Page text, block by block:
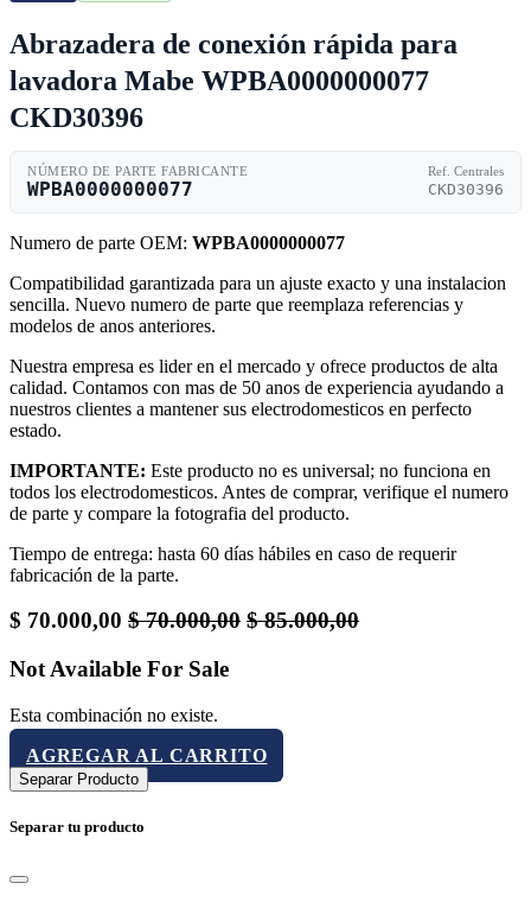
Abrazadera de conexión rápida para
lavadora Mabe WPBA0000000077
CKD30396
NÚMERO DE PARTE FABRICANTE
WPBA0000000077
Ref. Centrales
CKD30396
Numero de parte OEM: WPBA0000000077
Compatibilidad garantizada para un ajuste exacto y una instalacion
sencilla. Nuevo numero de parte que reemplaza referencias y
modelos de anos anteriores.
Nuestra empresa es lider en el mercado y ofrece productos de alta
calidad. Contamos con mas de 50 anos de experiencia ayudando a
nuestros clientes a mantener sus electrodomesticos en perfecto
estado.
IMPORTANTE: Este producto no es universal; no funciona en
todos los electrodomesticos. Antes de comprar, verifique el numero
de parte y compare la fotografia del producto.
Tiempo de entrega: hasta 60 días hábiles en caso de requerir
fabricación de la parte.
$ 70.000,00 $70.000,00 $85.000,00
Not Available For Sale
Esta combinación no existe.
AGREGAR AL CARRITO
Separar Producto
Separar tu producto